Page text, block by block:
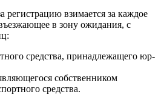
регистрацию взимается за каждое
в зону ожидания, с
средства, принадлежащего юр-
собственником
средства.